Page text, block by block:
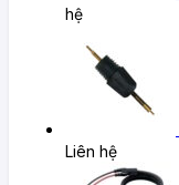
hệ
Liên hệ